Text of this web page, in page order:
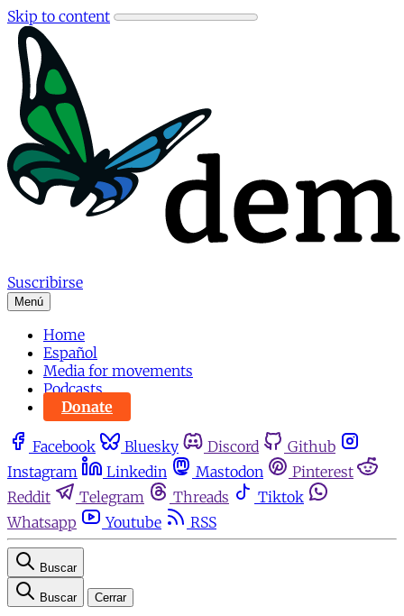
Skip to content
Suscribirse
Menú
Home
Español
Media for movements
Podcasts
Donate
Facebook Bluesky Discord
Github
Instagram
Linkedin Mastodon
Pinterest
Reddit
Telegram Threads
Tiktok
Whatsapp
Youtube RSS
Buscar
Buscar Cerrar